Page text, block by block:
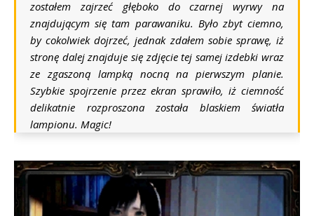
zostałem zajrzeć głęboko do czarnej wyrwy na
znajdującym się tam parawaniku. Było zbyt ciemno,
by cokolwiek dojrzeć, jednak zdałem sobie sprawę, iż
stronę dalej znajduje się zdjęcie tej samej izdebki wraz
ze zgaszoną lampką nocną na pierwszym planie.
Szybkie spojrzenie przez ekran sprawiło, iż ciemność
delikatnie rozproszona została blaskiem światła
lampionu. Magic!